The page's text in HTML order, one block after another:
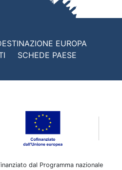
EUROPA
SCHEDE PAESE
dal Programma nazionale